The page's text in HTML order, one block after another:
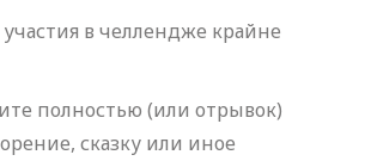
участия в челлендже крайне
полностью (или отрывок)
сказку или иное